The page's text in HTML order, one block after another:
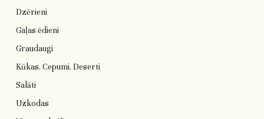
Dzērieni
Gaļas ēdieni
Graudaugi
Kūkas. Cepumi. Deserti
Salāti
Uzkodas